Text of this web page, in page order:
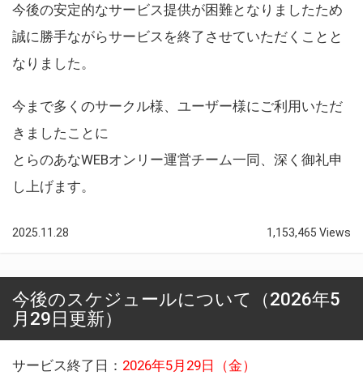
今後の安定的なサービス提供が困難となりましたため
誠に勝手ながらサービスを終了させていただくことと
なりました。
今まで多くのサークル様、ユーザー様にご利用いただ
きましたことに
とらのあなWEBオンリー運営チーム一同、深く御礼申
し上げます。
2025.11.28 1,153,465 Views
今後のスケジュールについて（2026年5
月29日更新）
サービス終了日： 2026年5月29日（金）